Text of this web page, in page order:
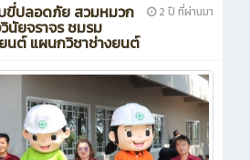
2 ปี ที่ผ่านมา
ขี่ปลอดภัย สวมหมวก
นัยจราจร ชมรม
นต์ แผนกวิชาช่างยนต์